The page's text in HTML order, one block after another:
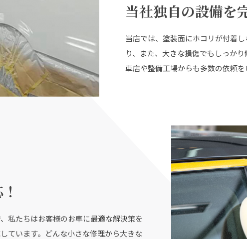
当社独自の設備を
当店では、塗装面にホコリが付着
り、また、大きな損傷でもしっか
車店や整備工場からも多数の依頼
私たちはお客様のお車に最適な解決策を
ています。どんな小さな修理から大きな